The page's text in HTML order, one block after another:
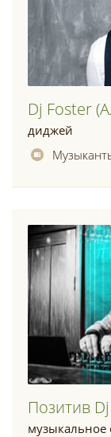
Dj Foster
диджей
Позитив Dj
музыкальное